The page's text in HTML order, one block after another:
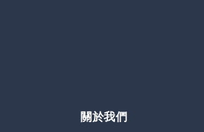
關於我們